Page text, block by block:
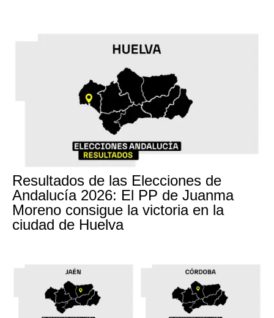
Resultados de las Elecciones de
Andalucía 2026: El PP de Juanma
Moreno consigue la victoria en la
ciudad de Huelva